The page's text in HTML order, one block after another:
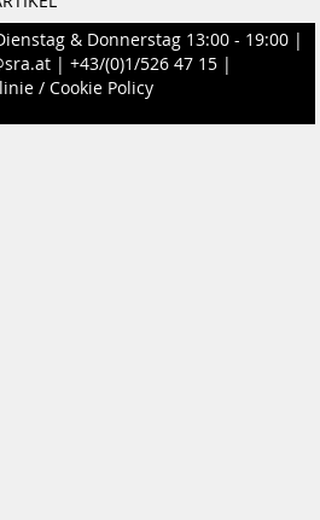
& Donnerstag 13:00 - 19:00 |
| +43/(0)1/526 47 15 |
/ Cookie Policy